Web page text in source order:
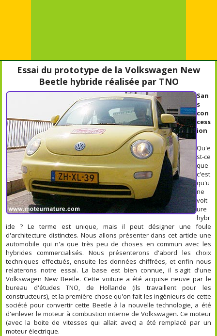
Essai du prototype de la Volkswagen New
Beetle hybride réalisée par TNO
San
s
con
cess
ion
Qu'e
st-ce
que
c'est
qu'u
ne
voit
ure
hybr
ide ? Le terme est unique, mais il peut désigner une foule
d'architecture distinctes. Nous allons présenter dans cet article une
automobile qui n'a que très peu de choses en commun avec les
hybrides commercialisés. Nous présenterons d'abord les choix
techniques effectués, ensuite les données chiffrées, et enfin nous
relaterons notre essai. La base est bien connue, il s'agit d'une
Volkswagen New Beetle. Cette voiture a été acquise neuve par le
bureau d'études TNO, de Hollande (ils travaillent pour les
constructeurs), et la première chose qu'on fait les ingénieurs de cette
société pour convertir cette Beetle à la nouvelle technologie, a été
d'enlever le moteur à combustion interne de Volkswagen. Ce moteur
(avec la boite de vitesses qui allait avec) a été remplacé par un
moteur électrique.